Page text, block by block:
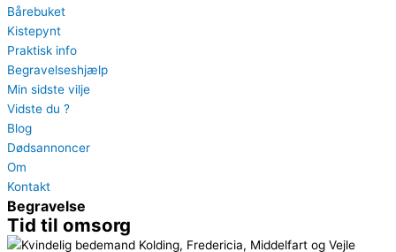
Bårebuket
Kistepynt
Praktisk info
Begravelseshjælp
Min sidste vilje
Vidste du ?
Blog
Dødsannoncer
Om
Kontakt
Begravelse
Tid til omsorg